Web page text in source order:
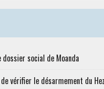
social de Moanda
vérifier le désarmement du